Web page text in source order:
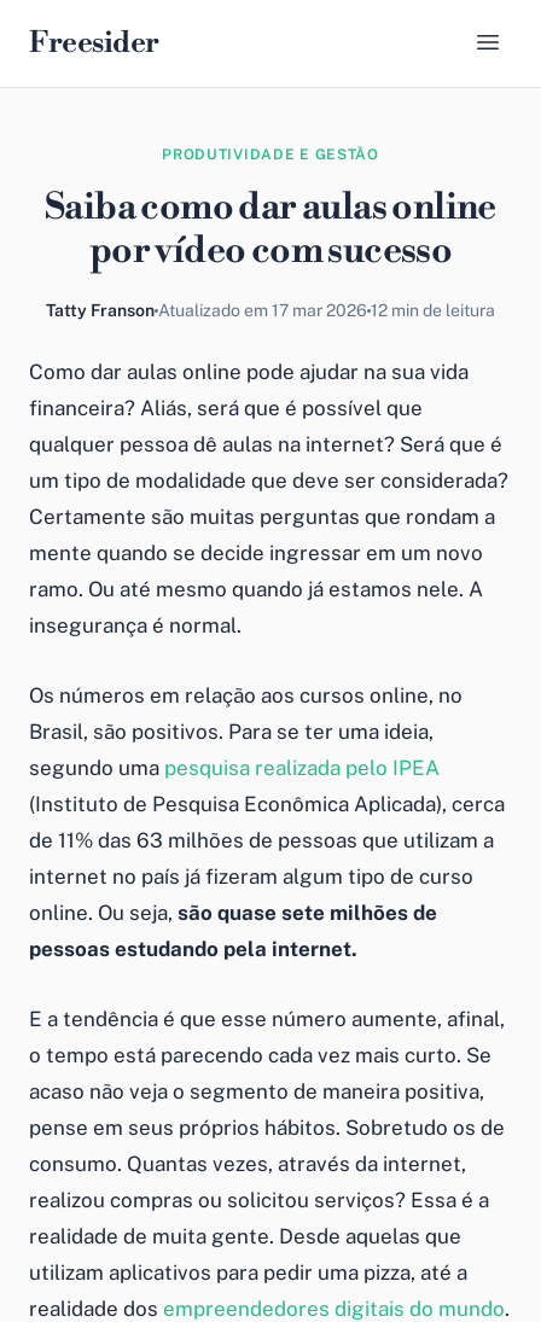
Freesider
PRODUTIVIDADE E GESTÃO
Saiba como dar aulas online
por vídeo com sucesso
Tatty Franson Atualizado em 17 mar 2026 12 min de leitura
Como dar aulas online pode ajudar na sua vida
financeira? Aliás, será que é possível que
qualquer pessoa dê aulas na internet? Será que é
um tipo de modalidade que deve ser considerada?
Certamente são muitas perguntas que rondam a
mente quando se decide ingressar em um novo
ramo. Ou até mesmo quando já estamos nele. A
insegurança é normal.
Os números em relação aos cursos online, no
Brasil, são positivos. Para se ter uma ideia,
segundo uma pesquisa realizada pelo IPEA
(Instituto de Pesquisa Econômica Aplicada), cerca
de 11% das 63 milhões de pessoas que utilizam a
internet no país já fizeram algum tipo de curso
online. Ou seja, são quase sete milhões de
pessoas estudando pela internet.
E a tendência é que esse número aumente, afinal,
o tempo está parecendo cada vez mais curto. Se
acaso não veja o segmento de maneira positiva,
pense em seus próprios hábitos. Sobretudo os de
consumo. Quantas vezes, através da internet,
realizou compras ou solicitou serviços? Essa é a
realidade de muita gente. Desde aquelas que
utilizam aplicativos para pedir uma pizza, até a
realidade dos empreendedores digitais do mundo.